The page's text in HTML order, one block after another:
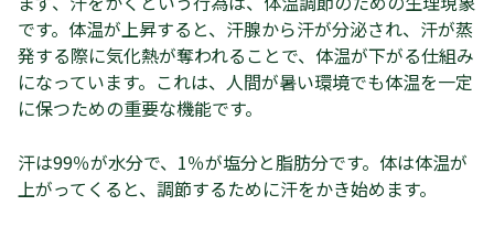
です。体温が上昇すると、汗腺から汗が分泌され、汗が蒸
発する際に気化熱が奪われることで、体温が下がる仕組み
になっています。これは、人間が暑い環境でも体温を一定
に保つための重要な機能です。
汗は99％が水分で、1％が塩分と脂肪分です。体は体温が
上がってくると、調節するために汗をかき始めます。